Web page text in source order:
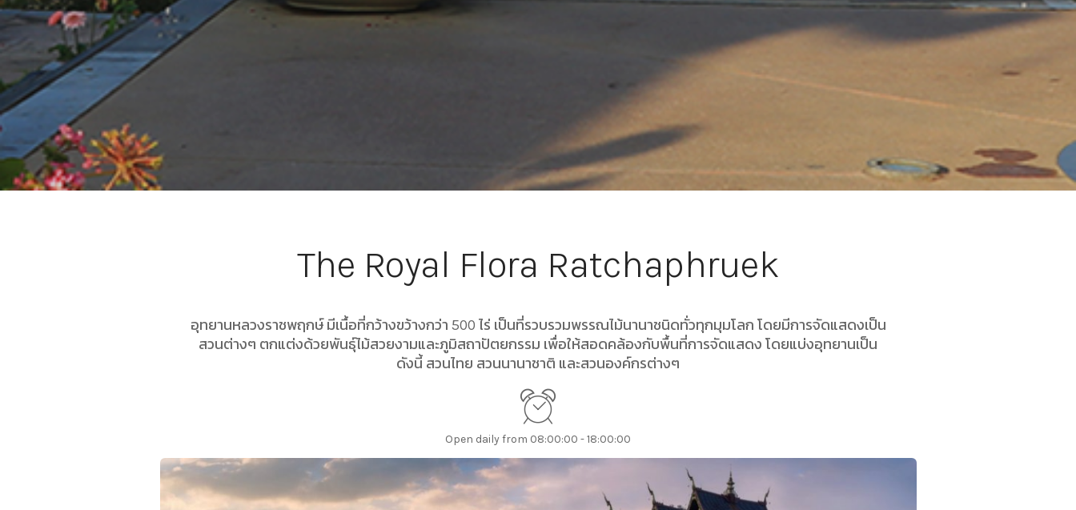
The Royal Flora Ratchaphruek
อุทยานหลวงราชพฤกษ์ มีเนื้อที่กว้างขว้างกว่า 500 ไร่ เป็นที่รวบรวมพรรณไม้นานาชนิดทั่วทุกมุมโลก โดยมีการจัดแสดงเป็น
สวนต่างๆ ตกแต่งด้วยพันธุ์ไม้สวยงามและภูมิสถาปัตยกรรม เพื่อให้สอดคล้องกับพื้นที่การจัดแสดง โดยแบ่งอุทยานเป็น
ดังนี้ สวนไทย สวนนานาชาติ และสวนองค์กรต่างๆ
Open daily from 08:00:00 - 18:00:00